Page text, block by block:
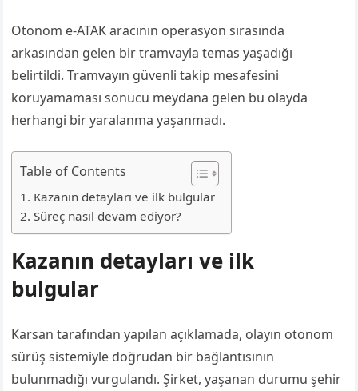
Otonom e-ATAK aracının operasyon sırasında
arkasından gelen bir tramvayla temas yaşadığı
belirtildi. Tramvayın güvenli takip mesafesini
koruyamaması sonucu meydana gelen bu olayda
herhangi bir yaralanma yaşanmadı.
Table of Contents
Kazanın detayları ve ilk bulgular
Süreç nasıl devam ediyor?
Kazanın detayları ve ilk
bulgular
Karsan tarafından yapılan açıklamada, olayın otonom
sürüş sistemiyle doğrudan bir bağlantısının
bulunmadığı vurgulandı. Şirket, yaşanan durumu şehir